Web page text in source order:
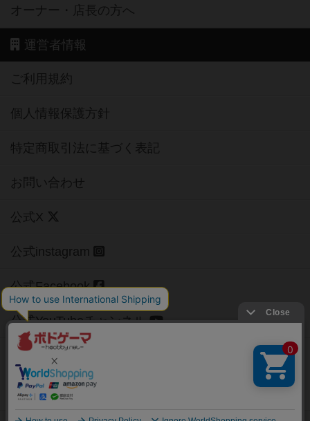
オーナー・店長の方へ
運営者情報
ご利用規約
個人情報保護方針
特定商取引法に基づく表記
お問い合わせ
公式X
公式instagram
公式Facebook
公式YouTubeチャンネル